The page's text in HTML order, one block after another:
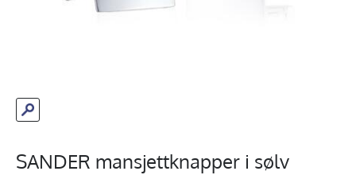
SANDER mansjettknapper i sølv